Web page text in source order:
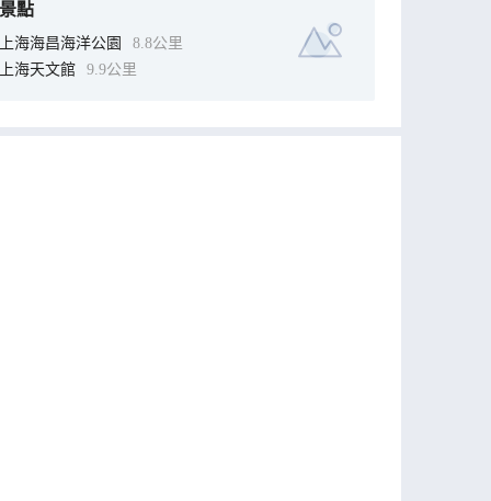
景點
上海海昌海洋公園
8.8公里
上海天文館
9.9公里